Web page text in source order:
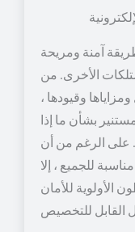
آمنة ومريحة
الأخرى. من
وقيودها ،
بشأن ما إذا
على الرغم من أن
للجميع ، إلا
الأولوية للأمان